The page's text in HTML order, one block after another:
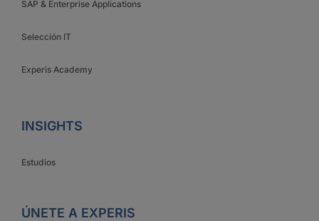
SAP & Enterprise Applications
Selección IT
Experis Academy
INSIGHTS
Estudios
ÚNETE A EXPERIS